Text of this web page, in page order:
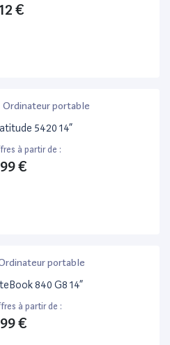
€
Ordinateur portable
5420 14”
à partir de :
€
portable
840 G8 14”
à partir de :
€